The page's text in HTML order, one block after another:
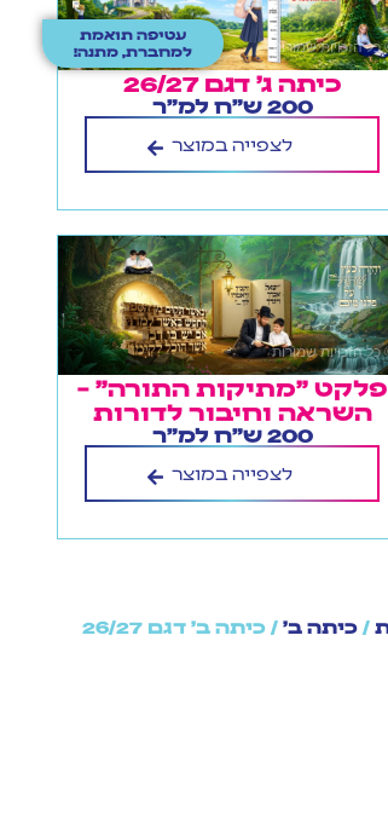
עטיפה תואמת
למחברת, מתנה!
כיתה ג' דגם 26/27
200 ש"ח למ"ר
לצפייה במוצר
פלקט "מתיקות התורה" –
השראה וחיבור לדורות
200 ש"ח למ"ר
לצפייה במוצר
/כיתה ב'/ כיתה ב' דגם 26/27